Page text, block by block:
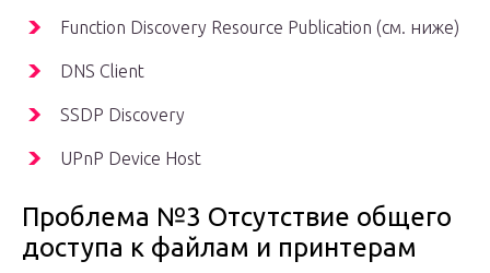
Function Discovery Resource Publication (см. ниже)
DNS Client
SSDP Discovery
UPnP Device Host
Проблема №3 Отсутствие общего
доступа к файлам и принтерам